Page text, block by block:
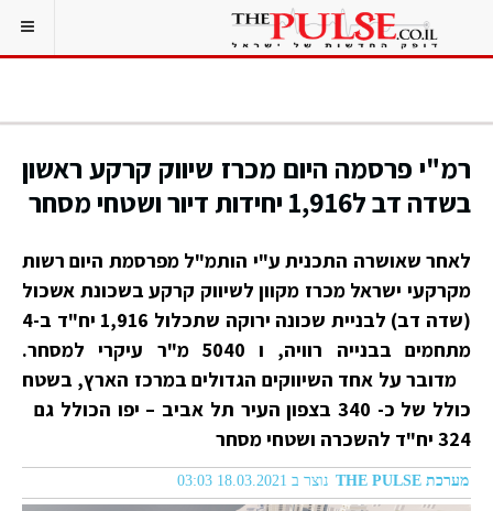
רמ"י פרסמה היום מכרז שיווק קרקע ראשון
בשדה דב ל1,916 יחידות דיור ושטחי מסחר
לאחר שאושרה התכנית ע"י הותמ"ל מפרסמת היום רשות
מקרקעי ישראל מכרז מקוון לשיווק קרקע בשכונת אשכול
(שדה דב) לבניית שכונה ירוקה שתכלול 1,916 יח"ד ב-4
מתחמים בבנייה רוויה, ו 5040 מ"ר עיקרי למסחר.
מדובר על אחד השיווקים הגדולים במרכז הארץ, בשטח
כולל של כ- 340 בצפון העיר תל אביב – יפו הכולל גם
324 יח"ד להשכרה ושטחי מסחר
מערכת THE PULSE נוצר ב 18.03.2021 03:03